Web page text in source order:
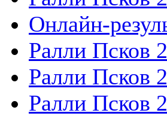
Онлайн-
Ралли Псков
Ралли Псков
Ралли Псков